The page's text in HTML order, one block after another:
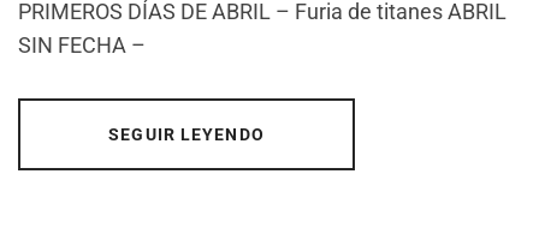
PRIMEROS DÍAS DE ABRIL – Furia de titanes ABRIL
SIN FECHA –
SEGUIR LEYENDO